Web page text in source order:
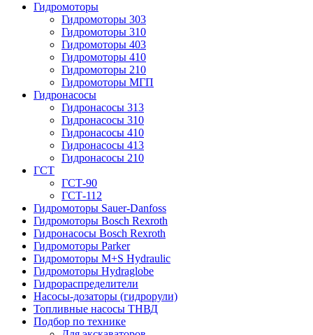
Гидромоторы
Гидромоторы 303
Гидромоторы 310
Гидромоторы 403
Гидромоторы 410
Гидромоторы 210
Гидромоторы МГП
Гидронасосы
Гидронасосы 313
Гидронасосы 310
Гидронасосы 410
Гидронасосы 413
Гидронасосы 210
ГСТ
ГСТ-90
ГСТ-112
Гидромоторы Sauer-Danfoss
Гидромоторы Bosch Rexroth
Гидронасосы Bosch Rexroth
Гидромоторы Parker
Гидромоторы M+S Hydraulic
Гидромоторы Hydraglobe
Гидрораспределители
Насосы-дозаторы (гидрорули)
Топливные насосы ТНВД
Подбор по технике